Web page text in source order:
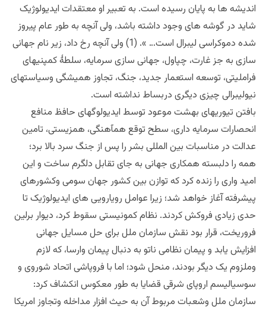
اندیشه ها به پایان رسیده است. به تعبیر او معتقدات ایدیولوژیک
شاید در گوشه های وجود داشته باشد، ولی آنچه به طور عام پیروز
شده دموکراسی لیبرال است… ». (1) ولی آنچه رخ داد، زیر نام جهانی
سازی به جز غارت، چپاول، جهانی سازی سرمایه، سلطۀ کمپنیهای
فراملیتی، توسعه استعمار جدید، جنگ، تجاوز همیشگی وسیاستهای
نیولیبرالی چیزی دیگری دربساط نداشته است.
بافتن تیوریهای بهشت موعود توسط ایدیولوگهای حافظ منافع
انحصارات سرمایه داری، سطح توقع همآهنگی، همزیستی، تامین
عدالت در مناسبات بین المللی بشر را پس از جنگ سرد بالا برد؛
همه را دلبسته همکاری جهانی به جای تقابل دلگرم ساخت و این
امید واری را زنده کرد که توازن بین کشور جهان سومی وکشورهای
پیشرفته آغاز خواهد شد؛ زیرا عوامل رویارویی های ایدیولوژیک تا
حدی زیادی فروکش کردند. نظام کمونیستی سقوط کرد، دیوار برلین
فروریخت، قرار بود نقش سازمان ملل برای حل مسایل جهانی
افزایش یابد و پیمان نظامی ناتو به دنبال پیمان وارسا، که لازم
وملزوم یک دیگر بودند، منحل شود؛ اما با فروپاشی اتحاد شوروی و
سوسیالیسم اروپای شرقی قضایا به طور معکوس انکشاف کرد:
سازمان ملل وشعبات مربوط آن به حیث افزار مداخله وتجاوز امریکا